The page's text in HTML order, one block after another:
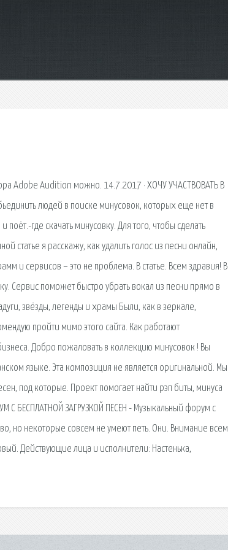
Adobe Audition можно. 14.7.2017 · ХОЧУ УЧАСТВОВАТЬ В
людей в поиске минусовок, которых еще нет в
где скачать минусовку. Для того, чтобы сделать
статье я расскажу, как удалить голос из песни онлайн,
и сервисов – это не проблема. В статье. Всем здравия! В
Сервис поможет быстро убрать вокал из песни прямо в
звёзды, легенды и храмы Были, как в зеркале,
пройти мимо этого сайта. Как работают
Добро пожаловать в коллекцию минусовок ! Вы
языке. Эта композиция не является оригинальной. Мы
под которые. Проект помогает найти рэп биты, минуса
С БЕСПЛАТНОЙ ЗАГРУЗКОЙ ПЕСЕН - Музыкальный форум с
но некоторые совсем не умеют петь. Они. Внимание всем
Действующие лица и исполнители: Настенька,